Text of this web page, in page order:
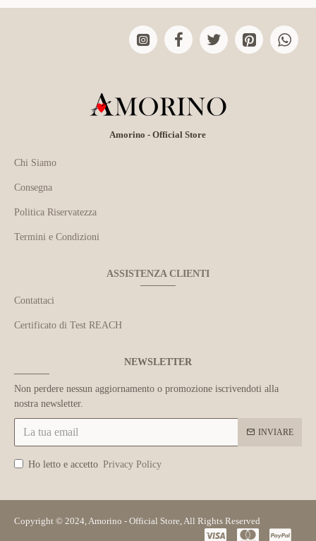
Amorino - Official Store
Chi Siamo
Consegna
Politica Riservatezza
Termini e Condizioni
ASSISTENZA CLIENTI
Contattaci
Certificato di Test REACH
NEWSLETTER
Non perdere nessun aggiornamento o promozione iscrivendoti alla
nostra newsletter.
INVIARE
Ho letto e accetto Privacy Policy
Copyright © 2024, Amorino - Official Store, All Rights Reserved